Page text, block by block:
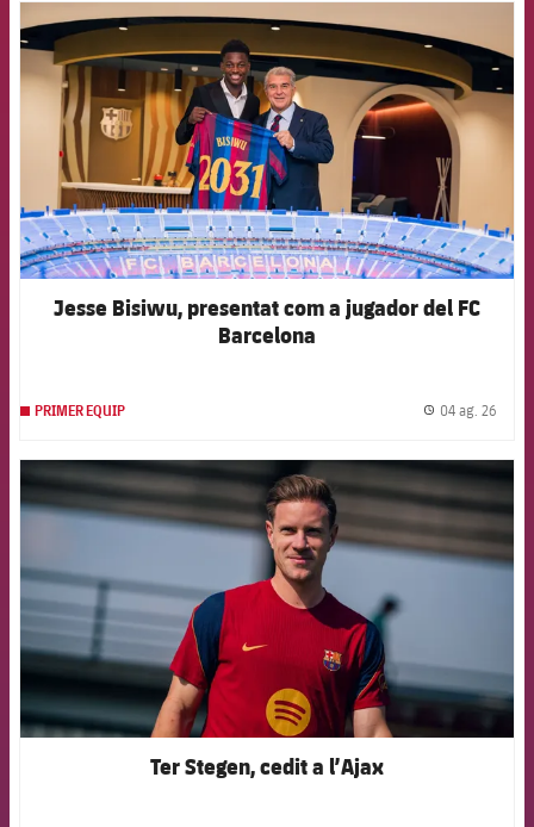
Jesse Bisiwu, presentat com a jugador del FC
Barcelona
PRIMER EQUIP 04 ag. 26
FCB Barcelona badge
Ter Stegen, cedit a l’Ajax